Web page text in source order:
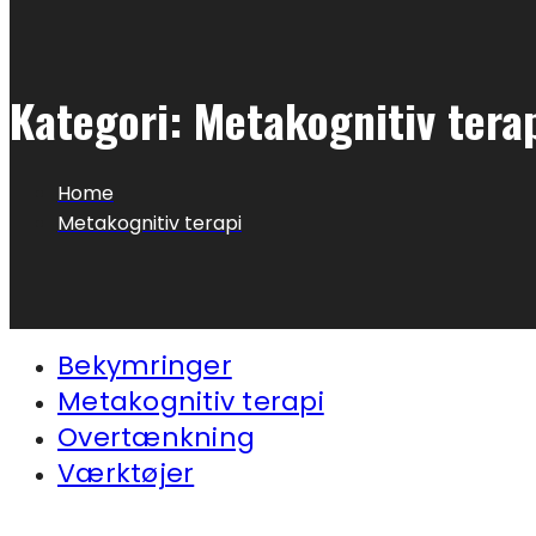
Kategori: Metakognitiv
Home
Metakognitiv terapi
Bekymringer
Metakognitiv terapi
Overtænkning
Værktøjer